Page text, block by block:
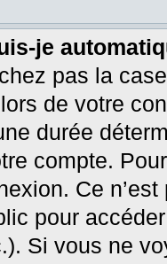
je
pas la
lors de votre
durée
compte.
Ce
pour
Si vous ne